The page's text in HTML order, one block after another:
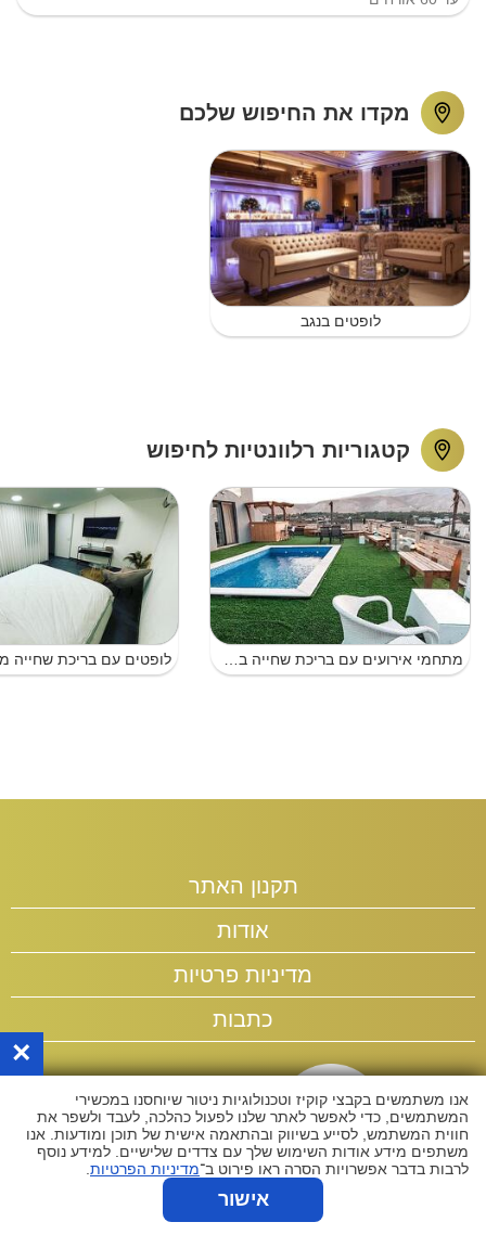
מקדו את החיפוש שלכם
לופטים בנגב
קטגוריות רלוונטיות לחיפוש
תקנון האתר
אודות
מדיניות פרטיות
כתבות
×
אנו משתמשים בקבצי קוקיז וטכנולוגיות ניטור שיוחסנו במכשירי
המשתמשים, כדי לאפשר לאתר שלנו לפעול כהלכה, לעבד ולשפר את
חווית המשתמש, לסייע בשיווק ובהתאמה אישית של תוכן ומודעות. אנו
משתפים מידע אודות השימוש שלך עם צדדים שלישיים. למידע נוסף
לרבות בדבר אפשרויות הסרה ראו פירוט ב־מדיניות הפרטיות
אישור